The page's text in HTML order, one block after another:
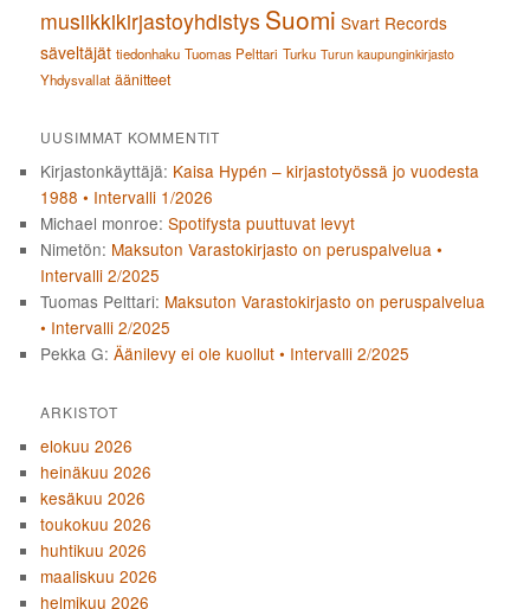
musiikkikirjastoyhdistys Suomi Svart Records
säveltäjät tiedonhaku Tuomas Pelttari Turku Turun kaupunginkirjasto
Yhdysvallat äänitteet
UUSIMMAT KOMMENTIT
Kirjastonkäyttäjä: Kaisa Hypén – kirjastotyössä jo vuodesta
1988 • Intervalli 1/2026
Michael monroe:Spotifysta puuttuvat levyt
Nimetön: Maksuton Varastokirjasto on peruspalvelua •
Intervalli 2/2025
Tuomas Pelttari: Maksuton Varastokirjasto on peruspalvelua
• Intervalli 2/2025
Pekka G:Äänilevy ei ole kuollut • Intervalli 2/2025
ARKISTOT
elokuu 2026
heinäkuu 2026
kesäkuu 2026
toukokuu 2026
huhtikuu 2026
maaliskuu 2026
helmikuu 2026